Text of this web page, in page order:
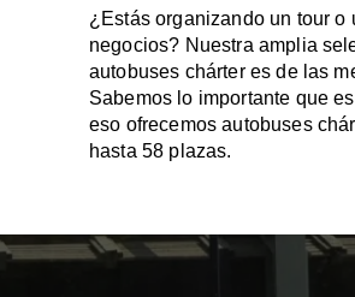
¿Estás organizando un tour o
negocios? Nuestra amplia
autobuses chárter es de las
Sabemos lo importante que
eso ofrecemos autobuses
hasta 58 plazas.